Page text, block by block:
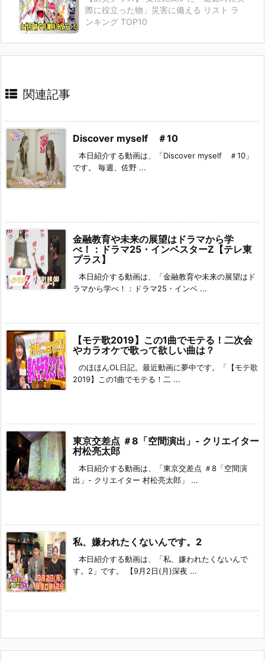
際に役立った物」災害に備える リスト ラ
ンキング TOP10
関連記事
Discover myself ＃10
本日紹介する動画は、「Discover myself ＃10」
です。 毎週、佐野 ...
金融教育や未来の展望はドラマから学
べ！：ドラマ25・インベスターZ【テレ東
プラス】
本日紹介する動画は、「金融教育や未来の展望はド
ラマから学べ！：ドラマ25・インベ ...
【モテ歌2019】この1曲でモテる！二次会
やカラオケで歌って欲しい曲は？
のほほんOL日記。最近動画に夢中です。「【モテ歌
2019】この1曲でモテる！二 ...
東京交差点 ＃8「空間演出」- クリエイター
村松亮太郎
本日紹介する動画は、「東京交差点 ＃8「空間演
出」- クリエイター 村松亮太郎」 ...
私、嫌われたくないんです。2
本日紹介する動画は、「私、嫌われたくないんで
す。2」です。 【9月2日(月)深夜 ...